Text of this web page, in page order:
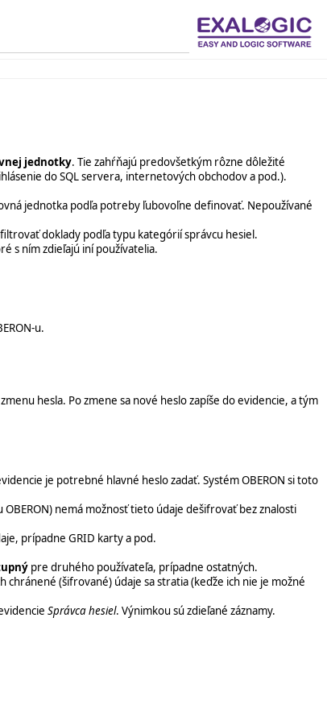
jednotky. Tie zahŕňajú predovšetkým rôzne dôležité
do SQL servera, internetových obchodov a pod.).
jednotka podľa potreby ľubovoľne definovať. Nepoužívané
doklady podľa typu kategórií správcu hesiel.
s ním zdieľajú iní používatelia.
u.
hesla. Po zmene sa nové heslo zapíše do evidencie, a tým
je potrebné hlavné heslo zadať. Systém OBERON si toto
nemá možnosť tieto údaje dešifrovať bez znalosti
prípadne GRID karty a pod.
pre druhého používateľa, prípadne ostatných.
chránené (šifrované) údaje sa stratia (keďže ich nie je možné
Správca hesiel. Výnimkou sú zdieľané záznamy.